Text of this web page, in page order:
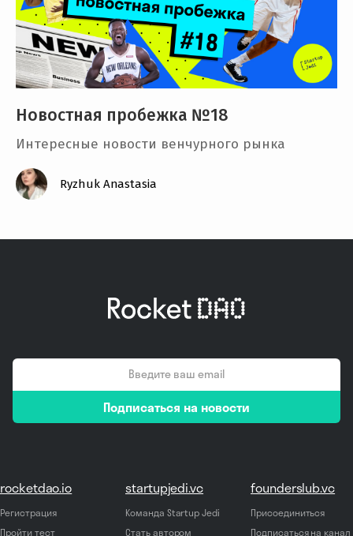
Новостная пробежка №18
Интересные новости венчурного рынка
Ryzhuk Anastasia
*
Подписаться на новости
rocketdao.io
Регистрация
Пройти тест
startupjedi.vc
Команда Startup Jedi
Стать автором
founderslub.vc
Присоединиться
Подписаться на канал